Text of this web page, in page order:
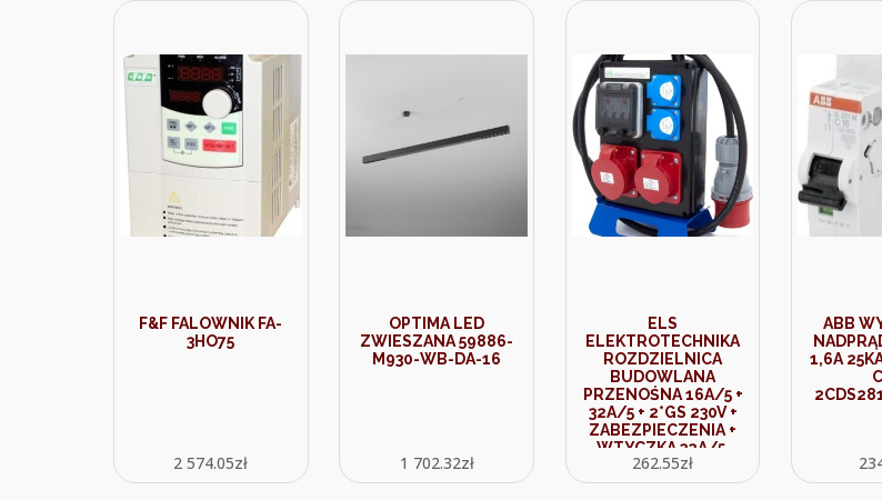
F&F FALOWNIK FA-
3HO75
2 574.05zł
OPTIMA LED
ZWIESZANA 59886-
M930-WB-DA-16
1 702.32zł
ELS
ELEKTROTECHNIKA
ROZDZIELNICA
BUDOWLANA
PRZENOŚNA 16A/5 +
32A/5 + 2*GS 230V +
ZABEZPIECZENIA +
WTYCZKA 32A/5,
4PO21C11C1W2C
262.55zł
ABB
1,6A